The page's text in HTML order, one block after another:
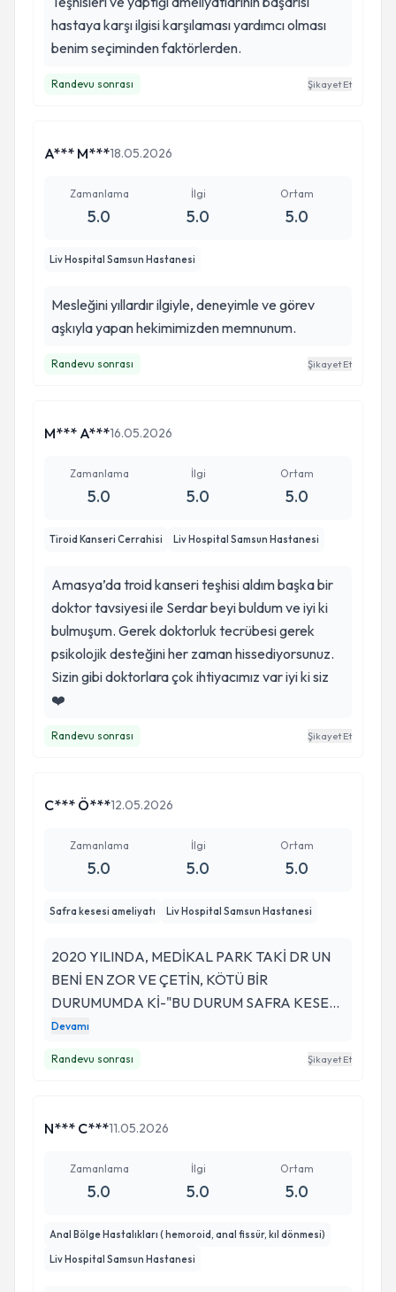
hastaya karşı ilgisi karşılaması yardımcı olması
benim seçiminden faktörlerden.
Randevu sonrası Şikayet Et
A*** M***18.05.2026
Zamanlama
5.0
İlgi
5.0
Ortam
5.0
Liv Hospital Samsun Hastanesi
Mesleğini yıllardır ilgiyle, deneyimle ve görev
aşkıyla yapan hekimimizden memnunum.
Randevu sonrası Şikayet Et
M*** A***16.05.2026
Zamanlama
5.0
İlgi
5.0
Ortam
5.0
Tiroid Kanseri Cerrahisi Liv Hospital Samsun Hastanesi
Amasya’da troid kanseri teşhisi aldım başka bir
doktor tavsiyesi ile Serdar beyi buldum ve iyi ki
bulmuşum. Gerek doktorluk tecrübesi gerek
psikolojik desteğini her zaman hissediyorsunuz.
Sizin gibi doktorlara çok ihtiyacımız var iyi ki siz
❤️
Randevu sonrası Şikayet Et
C*** Ö***12.05.2026
Zamanlama
5.0
İlgi
5.0
Ortam
5.0
Safra kesesi ameliyatı Liv Hospital Samsun Hastanesi
2020 YILINDA, MEDİKAL PARK TAKİ DR UN
BENİ EN ZOR VE ÇETİN, KÖTÜ BİR
DURUMUMDA Kİ-"BU DURUM SAFRA KESESİ
TAŞI HAREKET EDEREK SAFRA KANALINI
LİV HASTANESİNDE KENDİSİNE GELEREK
RESMEN SIĞINMIŞTIM. KENDİSİ BENİ ÖNCE
TERTEMİZ BİR ŞEKİLDE HAZIRLADI VE
MEDİCAL PARKTAKİ PARA GÖZ
Devamı
Randevu sonrası Şikayet Et
N*** C***11.05.2026
Zamanlama
5.0
İlgi
5.0
Ortam
5.0
Anal Bölge Hastalıkları ( hemoroid, anal fissür, kıl dönmesi)
Liv Hospital Samsun Hastanesi